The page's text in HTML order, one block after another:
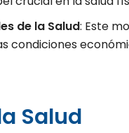
de la Salud: Este
condiciones
Salud